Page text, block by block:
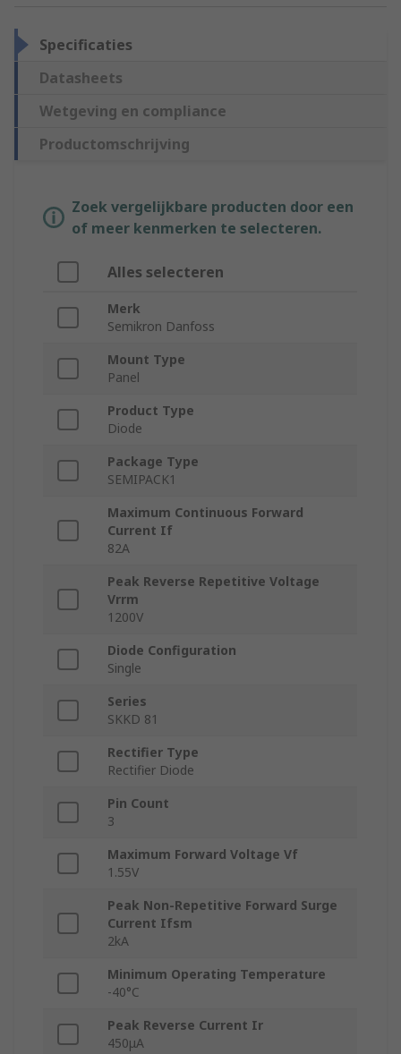
Specificaties
Datasheets
Wetgeving en compliance
Productomschrijving
Zoek vergelijkbare producten door een
of meer kenmerken te selecteren.
Alles selecteren
Merk
Semikron Danfoss
Mount Type
Panel
Product Type
Diode
Package Type
SEMIPACK1
Maximum Continuous Forward
Current If
82A
Peak Reverse Repetitive Voltage
Vrrm
1200V
Diode Configuration
Single
Series
SKKD 81
Rectifier Type
Rectifier Diode
Pin Count
3
Maximum Forward Voltage Vf
1.55V
Peak Non-Repetitive Forward Surge
Current Ifsm
2kA
Minimum Operating Temperature
-40°C
Peak Reverse Current Ir
450μA